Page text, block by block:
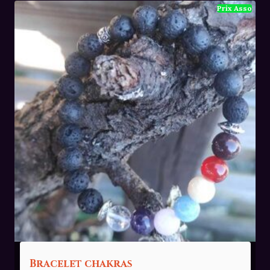
36,00€.24,00€.
Bracelet chakras